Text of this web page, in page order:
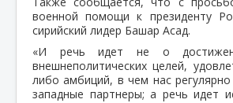
военной помощи к президенту
сирийский лидер Башар Асад.
«И речь идет не о
внешнеполитических целей,
либо амбиций, в чем нас
западные партнеры; а речь идет